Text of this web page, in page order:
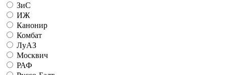
ЗиС
ИЖ
Канонир
Комбат
ЛуАЗ
Москвич
РАФ